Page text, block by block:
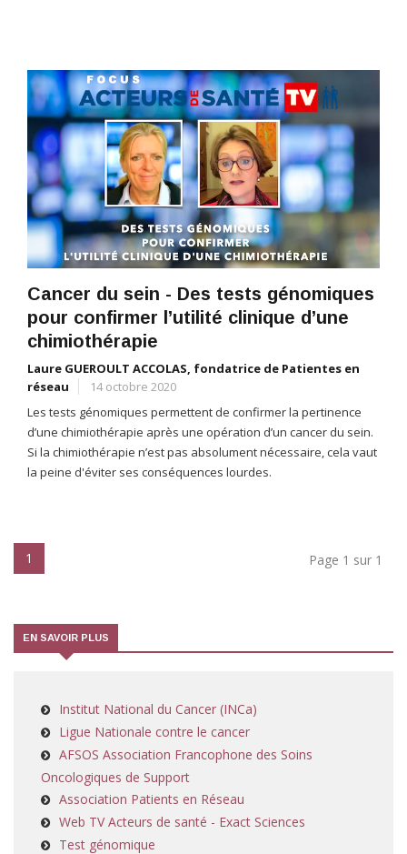
Cancer du sein - Des tests génomiques
pour confirmer l’utilité clinique d’une
chimiothérapie
Laure GUEROULT ACCOLAS, fondatrice de Patientes en
réseau
14 octobre 2020
Les tests génomiques permettent de confirmer la pertinence
d’une chimiothérapie après une opération d’un cancer du sein.
Si la chimiothérapie n’est pas absolument nécessaire, cela vaut
la peine d'éviter ses conséquences lourdes.
1 Page 1 sur 1
EN SAVOIR PLUS
Institut National du Cancer (INCa)
Ligue Nationale contre le cancer
AFSOS Association Francophone des Soins
Oncologiques de Support
Association Patients en Réseau
Web TV Acteurs de santé - Exact Sciences
Test génomique